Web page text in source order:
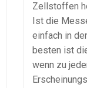
Zellstoffen
Ist die
einfach in
besten ist
wenn zu